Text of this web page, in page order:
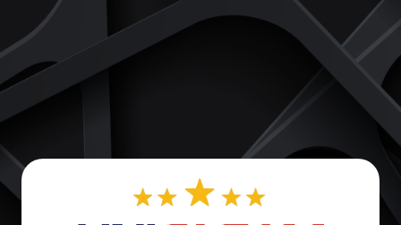
Ir para o conteúdo principal